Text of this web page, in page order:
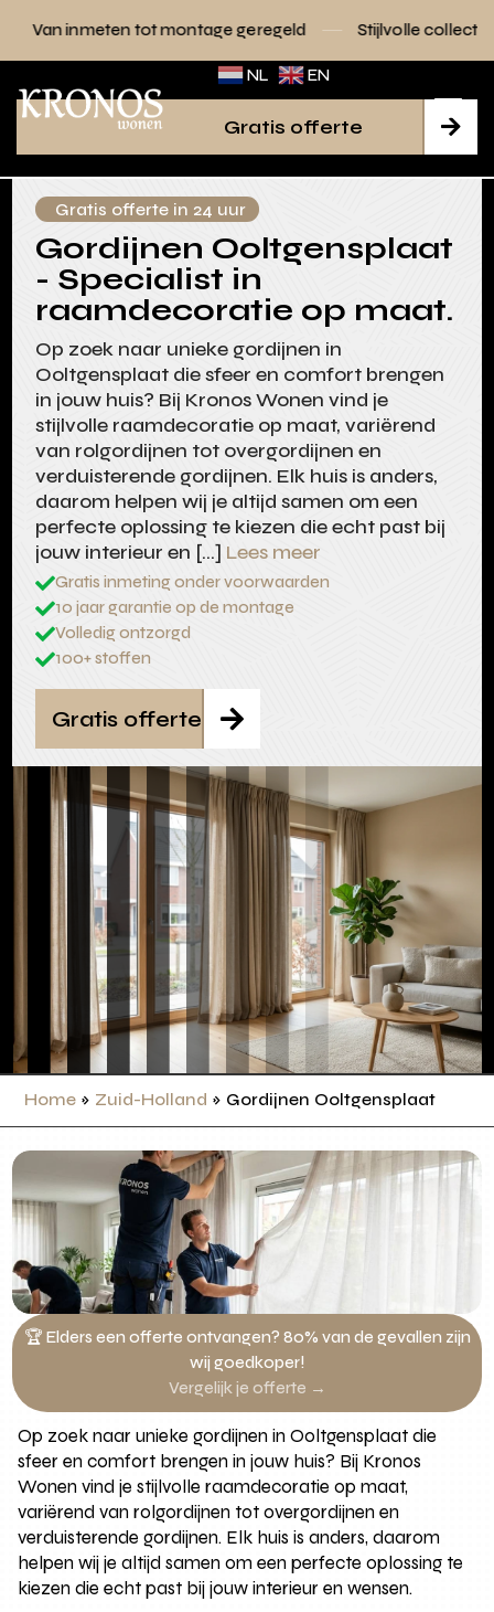
tot montage geregeld Stijlvolle collecties voor elk
NL EN

Gratis offerte
Gratis offerte in 24 uur
Gordijnen Ooltgensplaat
- Specialist in
raamdecoratie op maat.
Op zoek naar unieke gordijnen in
Ooltgensplaat die sfeer en comfort brengen
in jouw huis? Bij Kronos Wonen vind je
stijlvolle raamdecoratie op maat, variërend
van rolgordijnen tot overgordijnen en
verduisterende gordijnen. Elk huis is anders,
daarom helpen wij je altijd samen om een
perfecte oplossing te kiezen die echt past bij
jouw interieur en […] Lees meer
Gratis inmeting onder voorwaarden
10 jaar garantie op de montage
Volledig ontzorgd
100+ stoffen

Gratis offerte
Home » Zuid-Holland » Gordijnen Ooltgensplaat
🏆 Elders een offerte ontvangen? 80% van de gevallen zijn
wij goedkoper!
Vergelijk je offerte →
Op zoek naar unieke gordijnen in Ooltgensplaat die
sfeer en comfort brengen in jouw huis? Bij Kronos
Wonen vind je stijlvolle raamdecoratie op maat,
variërend van rolgordijnen tot overgordijnen en
verduisterende gordijnen. Elk huis is anders, daarom
helpen wij je altijd samen om een perfecte oplossing te
kiezen die echt past bij jouw interieur en wensen.